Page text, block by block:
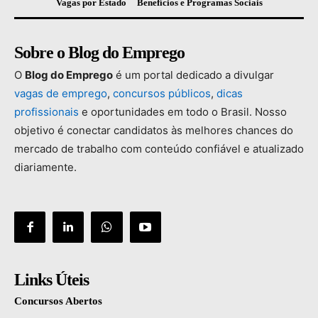
Vagas por Estado
Benefícios e Programas Sociais
Sobre o Blog do Emprego
O Blog do Emprego é um portal dedicado a divulgar
vagas de emprego, concursos públicos, dicas
profissionais e oportunidades em todo o Brasil. Nosso
objetivo é conectar candidatos às melhores chances do
mercado de trabalho com conteúdo confiável e atualizado
diariamente.
Links Úteis
Concursos Abertos